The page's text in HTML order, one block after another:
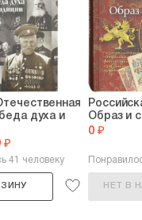
духа и
₽
41 человеку
Образ и
0 ₽
НЕТ В